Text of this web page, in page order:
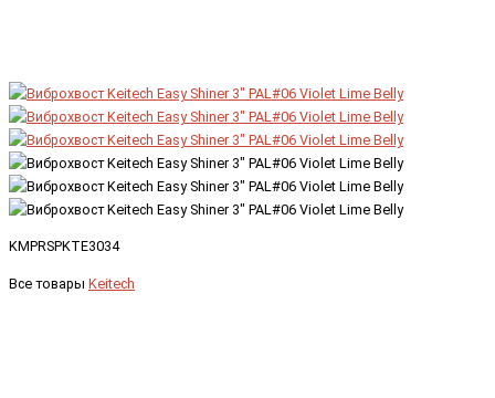
KMPRSPKTE3034
Все товары Keitech